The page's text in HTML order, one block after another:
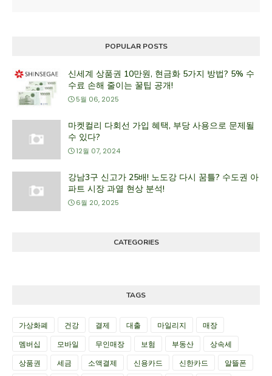
POPULAR POSTS
신세계 상품권 10만원, 현금화 5가지 방법? 5% 수
수료 손해 줄이는 꿀팁 공개!
5월 06, 2025
마켓컬리 다회선 가입 혜택, 부당 사용으로 문제될
수 있다?
12월 07, 2024
강남3구 신고가 25배! 노도강 다시 꿈틀? 수도권 아
파트 시장 과열 현상 분석!
6월 20, 2025
CATEGORIES
TAGS
가상화폐 건강 결제 대출 마일리지
매장
멤버십
모바일 무인매장 보험 부동산
상속세
상품권
세금 소액결제 신용카드 신한카드
알뜰폰